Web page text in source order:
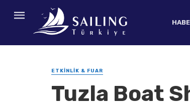
ETKINLIK & FUAR
Tuzla Boat